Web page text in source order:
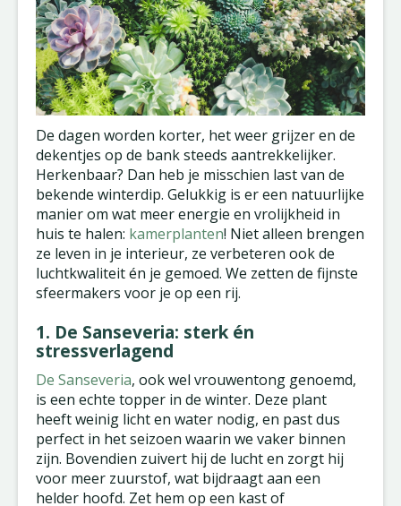
De dagen worden korter, het weer grijzer en de
dekentjes op de bank steeds aantrekkelijker.
Herkenbaar? Dan heb je misschien last van de
bekende winterdip. Gelukkig is er een natuurlijke
manier om wat meer energie en vrolijkheid in
huis te halen: kamerplanten! Niet alleen brengen
ze leven in je interieur, ze verbeteren ook de
luchtkwaliteit én je gemoed. We zetten de fijnste
sfeermakers voor je op een rij.
1. De Sanseveria: sterk én
stressverlagend
De Sanseveria, ook wel vrouwentong genoemd,
is een echte topper in de winter. Deze plant
heeft weinig licht en water nodig, en past dus
perfect in het seizoen waarin we vaker binnen
zijn. Bovendien zuivert hij de lucht en zorgt hij
voor meer zuurstof, wat bijdraagt aan een
helder hoofd. Zet hem op een kast of